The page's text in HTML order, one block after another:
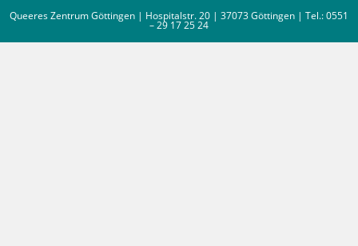
Queeres Zentrum Göttingen | Hospitalstr. 20 | 37073 Göttingen | Tel.: 0551
– 29 17 25 24